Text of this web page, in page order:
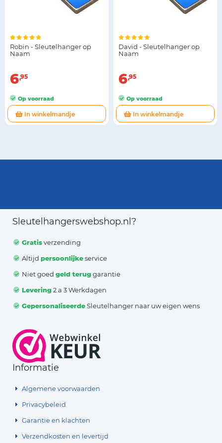
Robin - Sleutelhanger op
Naam
6 95
Op voorraad
In winkelmandje
David - Sleutelhanger op
Naam
6 95
Op voorraad
In winkelmandje
Sleutelhangerswebshop.nl?
Gratisverzending
Altijdpersoonlijkeservice
Niet goedgeld teruggarantie
Levering2 a 3 Werkdagen
GepersonaliseerdeSleutelhanger naar uw eigen wens
Informatie
Algemene voorwaarden
Privacybeleid
Garantie en klachten
Verzendkosten en levertijd